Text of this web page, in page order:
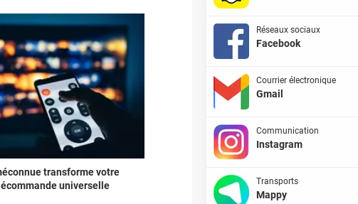
transforme votre
universelle
Réseaux sociaux
Facebook
Courrier électronique
Gmail
Communication
Instagram
Transports
Mappy